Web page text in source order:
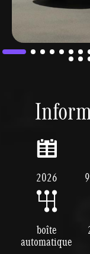
2026
boîte
automatique